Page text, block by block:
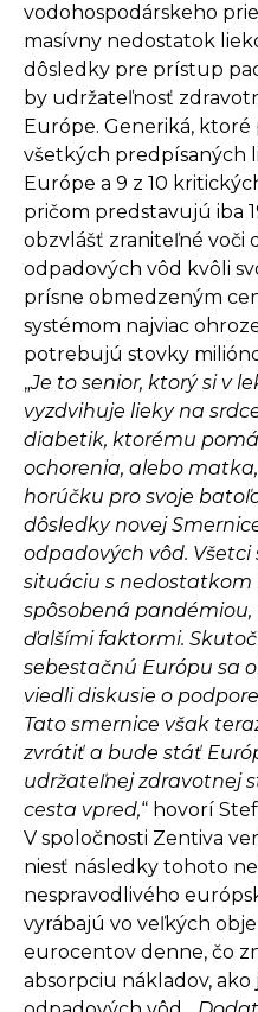
vodohospodárskeho
masívny nedostatok
dôsledky pre prístup
by udržateľnosť
Európe. Generiká,
všetkých predpísaných
Európe a 9 z 10
pričom predstavujú iba
obzvlášť zraniteľné voči
odpadových vôd kvôli
prísne obmedzeným
systémom najviac
potrebujú stovky
„Je to senior, ktorý si v
vyzdvihuje lieky na
diabetik, ktorému
ochorenia, alebo
horúčku pro svoje
dôsledky novej
odpadových vôd.
situáciu s nedostatkom
spôsobená
ďalšími faktormi.
sebestačnú Európu sa
viedli diskusie o
Tato smernice však
zvrátiť a bude stáť
udržateľnej zdravotnej
cesta vpred,“ hovorí
V spoločnosti Zentiva
niesť následky tohoto
nespravodlivého
vyrábajú vo veľkých
eurocentov denne, čo
absorpciu nákladov,